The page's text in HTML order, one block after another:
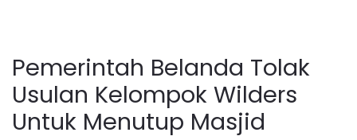
Pemerintah Belanda Tolak
Usulan Kelompok Wilders
Untuk Menutup Masjid